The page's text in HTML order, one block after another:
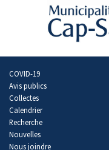
COVID-19
Avis publics
Collectes
Calendrier
Recherche
Nouvelles
Nous joindre